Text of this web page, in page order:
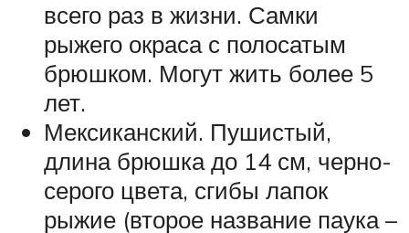
всего раз в жизни. Самки
рыжего окраса с полосатым
брюшком. Могут жить более 5
лет.
Мексиканский. Пушистый,
длина брюшка до 14 см, черно-
серого цвета, сгибы лапок
рыжие (второе название паука –